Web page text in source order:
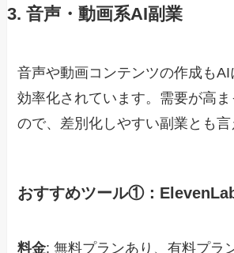
3. 音声・動画系AI副業
音声や動画コンテンツの作成も
効率化されています。需要が高
ので、差別化しやすい副業とも言
おすすめツール①：
料金: 無料プランあり、有料プラ